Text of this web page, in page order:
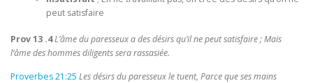
peut satisfaire
Prov 13 .4L’âme du paresseux a des désirs qu’il ne peut satisfaire ; Mais
l’âme des hommes diligents sera rassasiée.
Proverbes 21:25 Les désirs du paresseux le tuent, Parce que ses mains